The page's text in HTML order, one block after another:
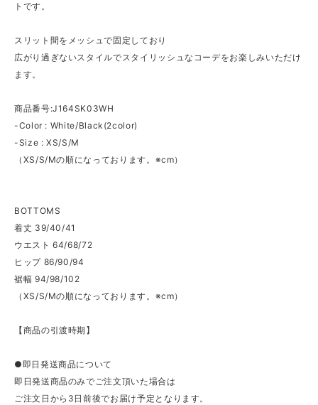
トです。
スリット間をメッシュで固定しており
広がり過ぎないスタイルでスタイリッシュなコーデをお楽しみいただけ
ます。
商品番号:J164SK03WH
-Color : White/Black(2color)
-Size : XS/S/M
（XS/S/Mの順になっております。※cm）
BOTTOMS
着丈 39/40/41
ウエスト 64/68/72
ヒップ 86/90/94
裾幅 94/98/102
（XS/S/Mの順になっております。※cm）
【商品の引渡時期】
●即日発送商品について
即日発送商品のみでご注文頂いた場合は
ご注文日から3日前後でお届け予定となります。